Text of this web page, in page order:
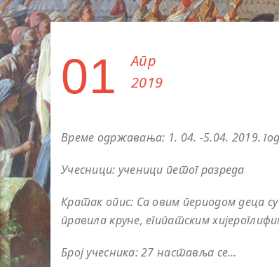
01
Апр
2019
Време одржавања: 1. 04. -5.04. 2019.
Учесници: ученици петог разреда
Кратак опис: Са овим периодом деца
правила круне, египатским
Број учесника: 27 наставља се…